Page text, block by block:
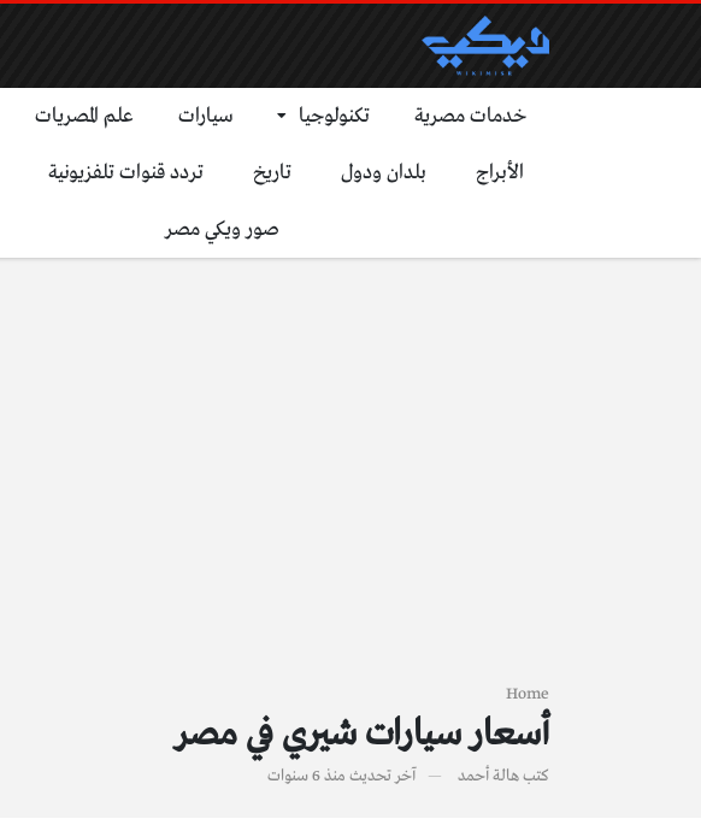
خدمات مصرية تكنولوجيا سيارات علم المصريات
الأبراج بلدان ودول تاريخ تردد قنوات تلفزيونية
صور ويكي مصر
Home
أسعار سيارات شيري في مصر
كتبهالة أحمد آخر تحديث منذ 6 سنوات